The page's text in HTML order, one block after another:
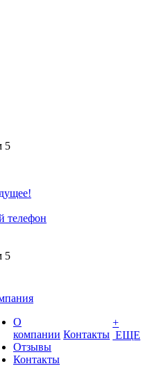
5
телефон
5
О
компании
Отзывы
Контакты
Контакты
+
ЕЩЕ